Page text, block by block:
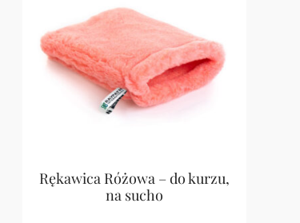
Rękawica Różowa – do kurzu,
na sucho